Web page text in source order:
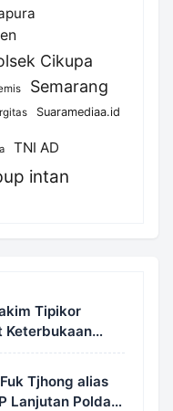
Cikupa
Semarang
Suaramediaa.id
TNI AD
intan
Tipikor
Keterbukaan
Tjhong alias
Lanjutan Polda